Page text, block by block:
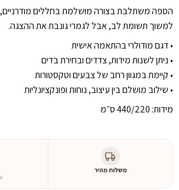
הספה משתלבת בצורה מושלמת בחללים מודרניים,
למשוך תשומת לב, אבל לגמרי גונבת את ההצגה.
•⁠ ⁠דגם מודולרי בהתאמה אישית
•⁠ ⁠ניתן לשנות מידות, צדדים ובחירת בדים
•⁠ ⁠קיימת במגוון רחב של צבעים וטקסטורות
•⁠ ⁠שילוב מושלם בין עיצוב, נוחות ופונקציונליות
מידות: 440/220 ס״מ
משלוח מהיר